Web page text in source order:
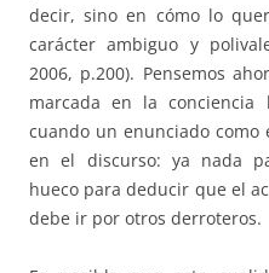
decir, sino en cómo lo
carácter ambiguo y
2006, p.200). Pensemos
marcada en la conciencia
cuando un enunciado como
en el discurso: ya nada
hueco para deducir que el
debe ir por otros derroteros.